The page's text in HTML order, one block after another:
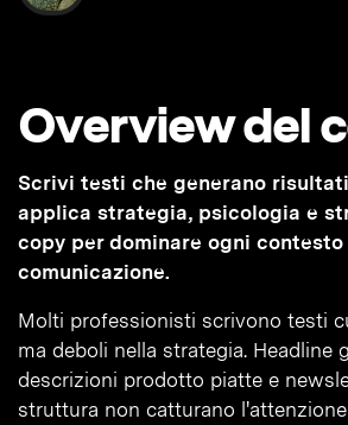
Overview del
Scrivi testi che generano
applica strategia, psicologia e
copy per dominare ogni
comunicazione.
Molti professionisti scrivono testi
ma deboli nella strategia. Headline
descrizioni prodotto piatte e
struttura non catturano